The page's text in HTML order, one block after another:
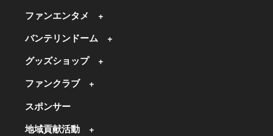
ファンエンタメ
バンテリンドーム
グッズショップ
ファンクラブ
スポンサー
地域貢献活動